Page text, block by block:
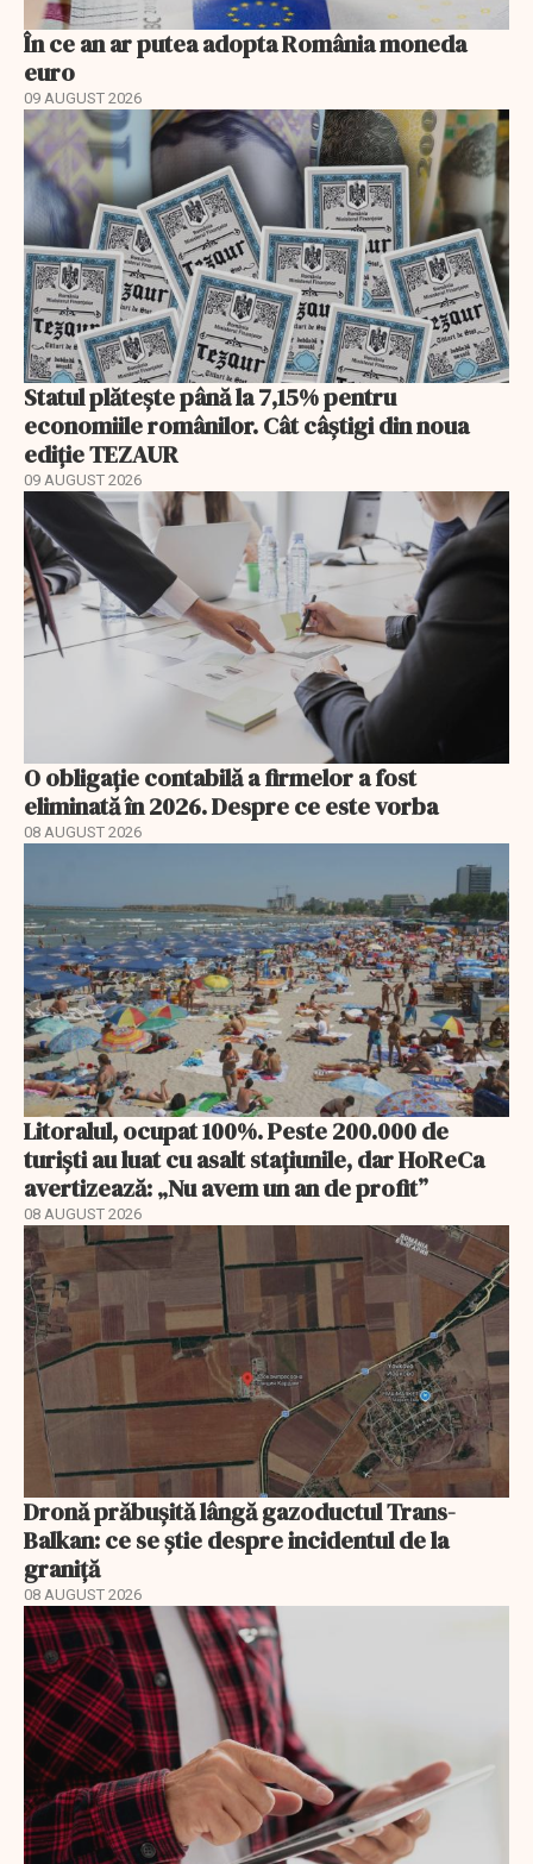
În ce an ar putea adopta România moneda
euro
09 AUGUST 2026
Statul plătește până la 7,15% pentru
economiile românilor. Cât câștigi din noua
ediție TEZAUR
09 AUGUST 2026
O obligație contabilă a firmelor a fost
eliminată în 2026. Despre ce este vorba
08 AUGUST 2026
Litoralul, ocupat 100%. Peste 200.000 de
turiști au luat cu asalt stațiunile, dar HoReCa
avertizează: „Nu avem un an de profit”
08 AUGUST 2026
Dronă prăbușită lângă gazoductul Trans-
Balkan: ce se știe despre incidentul de la
graniță
08 AUGUST 2026